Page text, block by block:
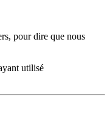
pour dire que nous
utilisé